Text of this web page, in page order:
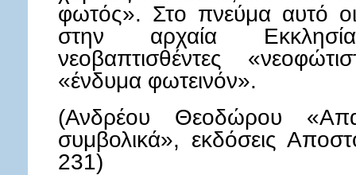
φωτός». Στο πνεύμα αυτό
στην αρχαία
νεοβαπτισθέντες
«ένδυμα φωτεινόν».
(Ανδρέου Θεοδώρου
συμβολικά», εκδόσεις
231)